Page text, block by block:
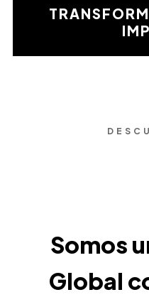
validación
Somos
Global